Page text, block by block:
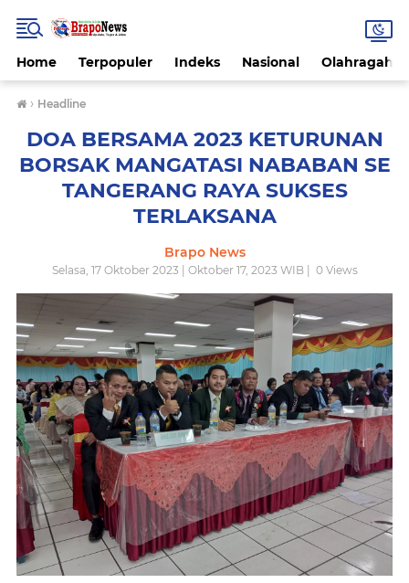
Home Terpopuler Indeks Nasional Olahragah
› Headline
DOA BERSAMA 2023 KETURUNAN
BORSAK MANGATASI NABABAN SE
TANGERANG RAYA SUKSES
TERLAKSANA
Brapo News
Selasa, 17 Oktober 2023 | Oktober 17, 2023 WIB | 0Views